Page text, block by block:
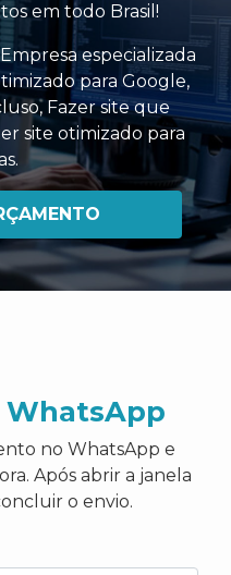
em todo Brasil!
Empresa especializada
para Google,
, Fazer site que
site otimizado para
.
WhatsApp
no WhatsApp e
Após abrir a janela
o envio.